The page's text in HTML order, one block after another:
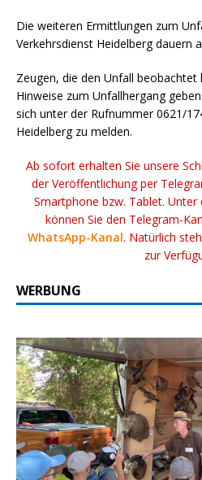
Die weiteren Ermittlungen zum
Verkehrsdienst Heidelberg dauern
Zeugen, die den Unfall beobachtet
Hinweise zum Unfallhergang
sich unter der Rufnummer 0621/
Heidelberg zu melden.
Ab sofort erhalten Sie unsere
der Veröffentlichung per
Smartphone bzw. Tablet. Unter
können Sie den Telegram-
WhatsApp-Kanal. Natürlich
zur
WERBUNG